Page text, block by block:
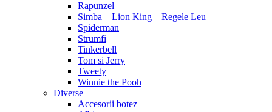
Rapunzel
Simba – Lion King – Regele Leu
Spiderman
Strumfi
Tinkerbell
Tom si Jerry
Tweety
Winnie the Pooh
Diverse
Accesorii botez